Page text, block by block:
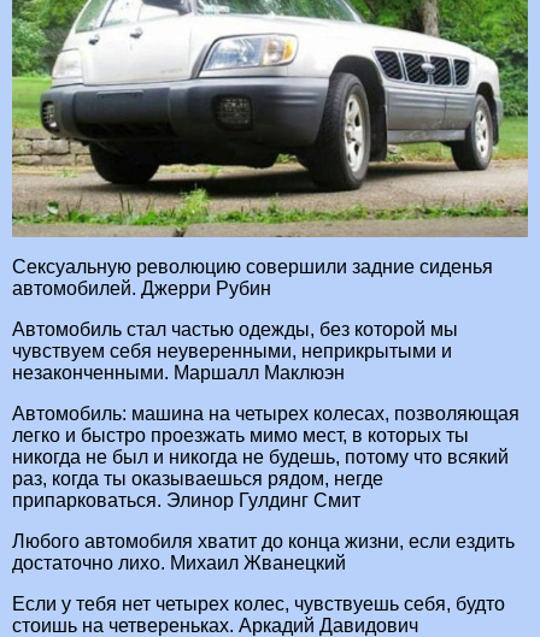
Сексуальную революцию совершили задние сиденья
автомобилей. Джерри Рубин
Автомобиль стал частью одежды, без которой мы
чувствуем себя неуверенными, неприкрытыми и
незаконченными. Маршалл Маклюэн
Автомобиль: машина на четырех колесах, позволяющая
легко и быстро проезжать мимо мест, в которых ты
никогда не был и никогда не будешь, потому что всякий
раз, когда ты оказываешься рядом, негде
припарковаться. Элинор Гулдинг Смит
Любого автомобиля хватит до конца жизни, если ездить
достаточно лихо. Михаил Жванецкий
Если у тебя нет четырех колес, чувствуешь себя, будто
стоишь на четвереньках. Аркадий Давидович